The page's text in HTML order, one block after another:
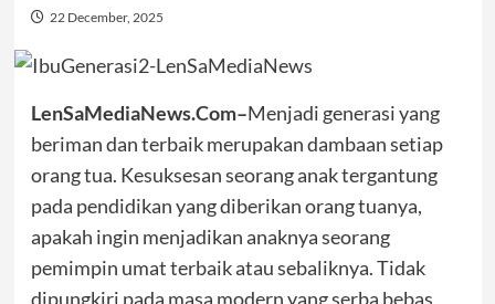
22 December, 2025
LenSaMediaNews.Com–Menjadi generasi yang
beriman dan terbaik merupakan dambaan setiap
orang tua. Kesuksesan seorang anak tergantung
pada pendidikan yang diberikan orang tuanya,
apakah ingin menjadikan anaknya seorang
pemimpin umat terbaik atau sebaliknya. Tidak
dipungkiri pada masa modern yang serba bebas